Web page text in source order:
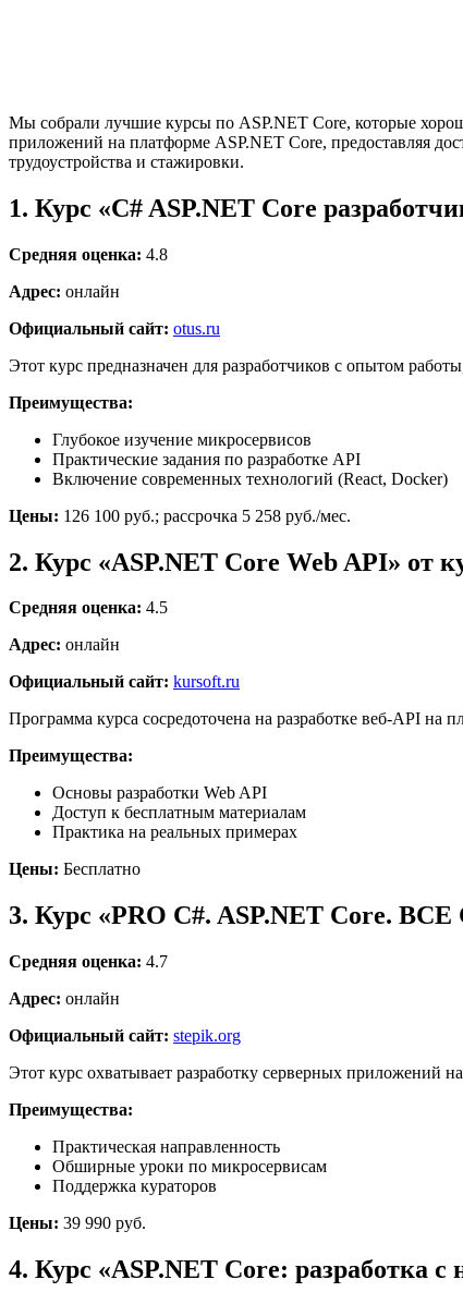
Мы собрали лучшие курсы по ASP.NET Core, которые
приложений на платформе ASP.NET Core, предоставляя
трудоустройства и стажировки.
1. Курс «C# ASP.NET Core
Средняя оценка: 4.8
Адрес: онлайн
Официальный сайт: otus.ru
Этот курс предназначен для разработчиков с опытом
Преимущества:
Глубокое изучение микросервисов
Практические задания по разработке API
Включение современных технологий (React, Docker)
Цены: 126 100 руб.; рассрочка 5 258 руб./мес.
2. Курс «ASP.NET Core Web API» от
Средняя оценка: 4.5
Адрес: онлайн
Официальный сайт: kursoft.ru
Программа курса сосредоточена на разработке веб-API
Преимущества:
Основы разработки Web API
Доступ к бесплатным материалам
Практика на реальных примерах
Цены: Бесплатно
3. Курс «PRO C#. ASP.NET Core.
Средняя оценка: 4.7
Адрес: онлайн
Официальный сайт: stepik.org
Этот курс охватывает разработку серверных приложений
Преимущества:
Практическая направленность
Обширные уроки по микросервисам
Поддержка кураторов
Цены: 39 990 руб.
4. Курс «ASP.NET Core: разработка